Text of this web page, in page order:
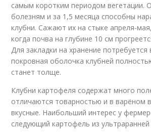
самым коротким периодом вегетации.
болезням и за 1,5 месяца способны
клубни. Сажают их на стыке апреля-
когда почва на глубине 10 см
Для закладки на хранение
покровная оболочка клубней
станет толще.
Клубни картофеля содержат много
отличаются товарностью и в варёном
вкусные. Наибольший интерес у
следующий картофель из ультраранней